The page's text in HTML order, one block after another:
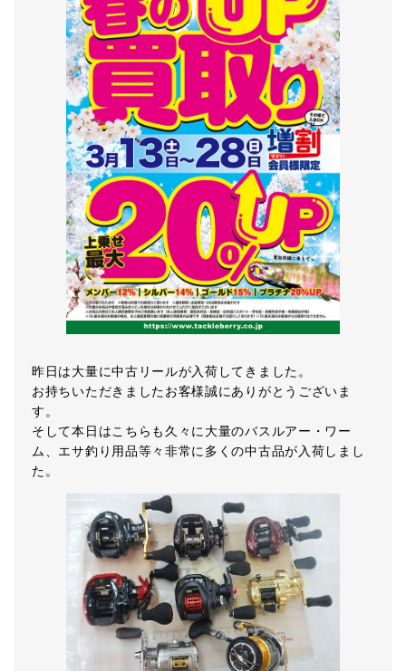
昨日は大量に中古リールが入荷してきました。
お持ちいただきましたお客様誠にありがとうございま
す。
そして本日はこちらも久々に大量のバスルアー・ワー
ム、エサ釣り用品等々非常に多くの中古品が入荷しまし
た。